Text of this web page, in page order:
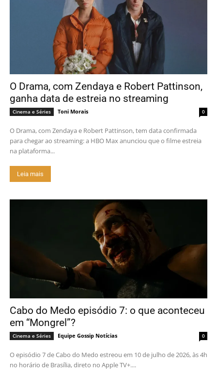
O Drama, com Zendaya e Robert Pattinson,
ganha data de estreia no streaming
Cinema e Séries Toni Morais 0
O Drama, com Zendaya e Robert Pattinson, tem data confirmada
para chegar ao streaming: a HBO Max anunciou que o filme estreia
na plataforma...
Leia mais
Cabo do Medo episódio 7: o que aconteceu
em “Mongrel”?
Cinema e Séries Equipe Gossip Notícias 0
O episódio 7 de Cabo do Medo estreou em 10 de julho de 2026, às 4h
no horário de Brasília, direto no Apple TV+....